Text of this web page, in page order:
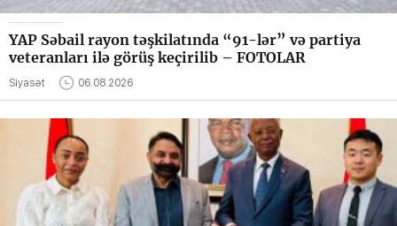
YAP Səbail rayon təşkilatında “91-lər” və partiya
veteranları ilə görüş keçirilib – FOTOLAR
Siyasət 06.08.2026